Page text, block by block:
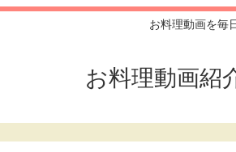
お料理動画を毎
お料理動画紹